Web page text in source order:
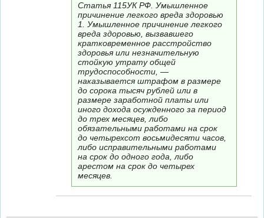
Статья 115УК РФ. Умышленное
причинение легкого вреда здоровью
1. Умышленное причинение легкого
вреда здоровью, вызвавшего
кратковременное расстройство
здоровья или незначительную
стойкую утрату общей
трудоспособности, —
наказывается штрафом в размере
до сорока тысяч рублей или в
размере заработной платы или
иного дохода осужденного за период
до трех месяцев, либо
обязательными работами на срок
до четырехсот восьмидесяти часов,
либо исправительными работами
на срок до одного года, либо
арестом на срок до четырех
месяцев.